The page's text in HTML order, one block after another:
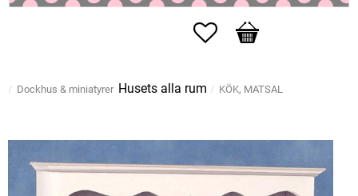
Favoriter
Kundvagn
Dockhus & miniatyrer Husets alla rum KÖK, MATSAL